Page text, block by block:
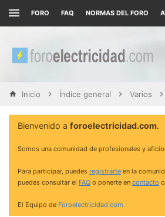
FORO FAQ NORMAS DEL FORO
Inicio Índice general Varios
Bienvenido a foroelectricidad.com.
Somos una comunidad de profesionales y
Para participar, puedes registrarte en la
puedes consultar el FAQ o ponerte en contacto
El Equipo de Foroelectricidad.com